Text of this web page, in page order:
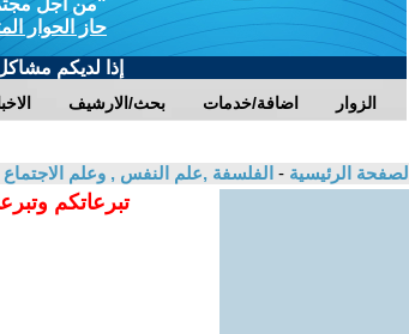
"من أجل
حاز الحوار
إذا لديكم
بحث/الارشيف اضافة/خدمات الزوار
الصفحة الرئيسية - الفلسفة ,علم النفس , وعلم الاجتماع
تبرعاتكم